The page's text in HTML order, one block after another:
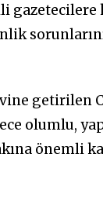
gazetecilere
getirilen
olumlu,
önemli